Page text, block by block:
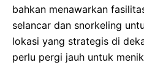
bahkan menawarkan
selancar dan snorkeling
lokasi yang strategis di
perlu pergi jauh untuk